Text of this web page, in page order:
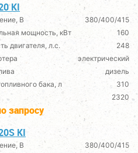
KI
В
380/400/415
мощность, кВт
160
двигателя, л.с.
248
электрический
дизель
бака, л
310
2320
запросу
KI
В
380/400/415